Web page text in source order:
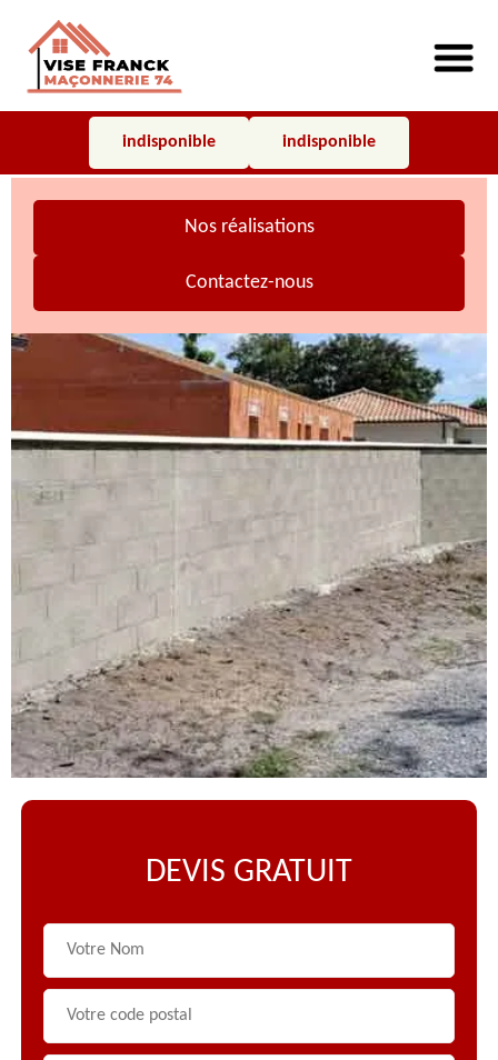
indisponible indisponible
Nos réalisations
Contactez-nous
DEVIS GRATUIT